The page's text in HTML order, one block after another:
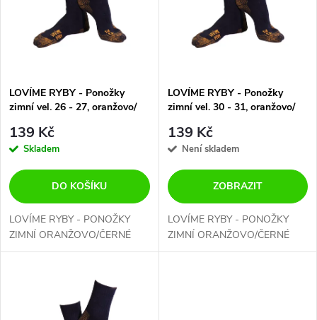
p
r
o
d
u
s
p
r
o
d
u
LOVÍME RYBY - Ponožky
zimní vel. 26 - 27, oranžovo/
139 Kč
Skladem
DO KOŠÍKU
LOVÍME RYBY - PONOŽKY
ZIMNÍ ORANŽOVO/ČERNÉ
LOVÍME RYBY - Ponožky
zimní vel. 30 - 31, oranžovo/
139 Kč
Není skladem
ZOBRAZIT
LOVÍME RYBY - PONOŽKY
ZIMNÍ ORANŽOVO/ČERNÉ